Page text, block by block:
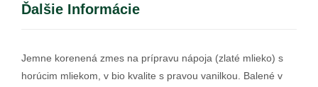
Ďalšie Informácie
Jemne korenená zmes na prípravu nápoja (zlaté mlieko) s
horúcim mliekom, v bio kvalite s pravou vanilkou. Balené v